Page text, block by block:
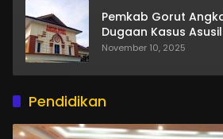
Pemkab Gorut
Dugaan Kasus
November 10, 2025
Pendidikan